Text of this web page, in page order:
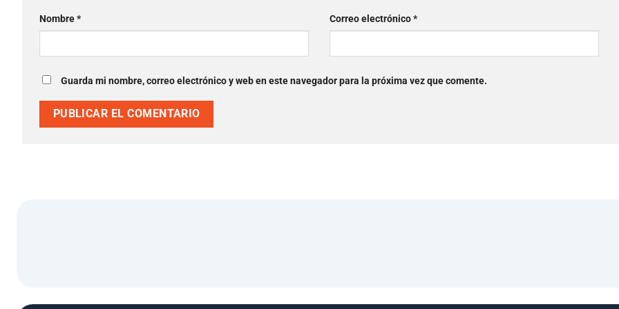
Nombre* Correo electrónico*
Guarda mi nombre, correo electrónico y web en este navegador para la próxima vez que comente.